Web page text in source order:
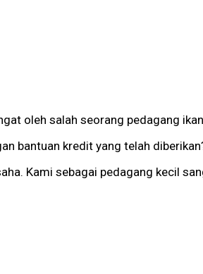
oleh salah seorang pedagang
bantuan kredit yang telah
Kami sebagai pedagang kecil